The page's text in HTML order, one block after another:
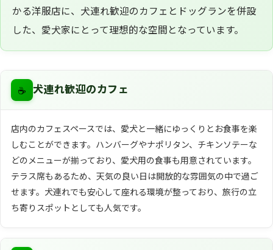
かる洋服店に、犬連れ歓迎のカフェとドッグランを併設
した、愛犬家にとって理想的な空間となっています。
☕ 犬連れ歓迎のカフェ
店内のカフェスペースでは、愛犬と一緒にゆっくりとお食事を楽
しむことができます。ハンバーグやナポリタン、チキンソテーな
どのメニューが揃っており、愛犬用の食事も用意されています。
テラス席もあるため、天気の良い日は開放的な雰囲気の中で過ご
せます。犬連れでも安心して座れる環境が整っており、旅行の立
ち寄りスポットとしても人気です。